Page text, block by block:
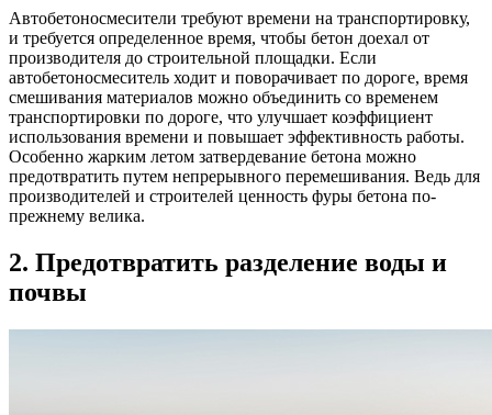
Автобетоносмесители требуют времени на транспортировку,
и требуется определенное время, чтобы бетон доехал от
производителя до строительной площадки. Если
автобетоносмеситель ходит и поворачивает по дороге, время
смешивания материалов можно объединить со временем
транспортировки по дороге, что улучшает коэффициент
использования времени и повышает эффективность работы.
Особенно жарким летом затвердевание бетона можно
предотвратить путем непрерывного перемешивания. Ведь для
производителей и строителей ценность фуры бетона по-
прежнему велика.
2. Предотвратить разделение воды и
почвы